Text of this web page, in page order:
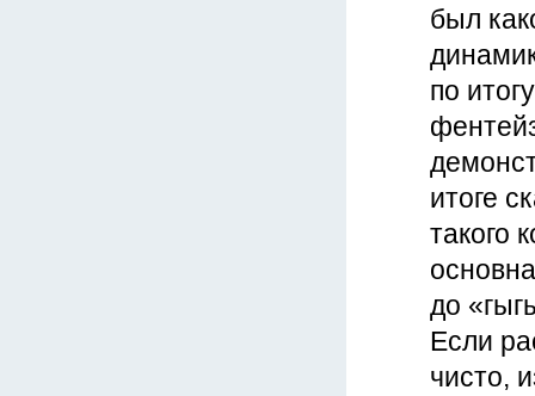
был
по
итоге
такого
до
Если
чисто,